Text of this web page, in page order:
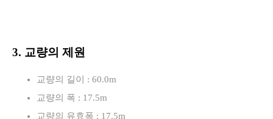
3. 교량의 제원
교량의 길이 : 60.0m
교량의 폭 : 17.5m
교량의 유효폭 : 17.5m